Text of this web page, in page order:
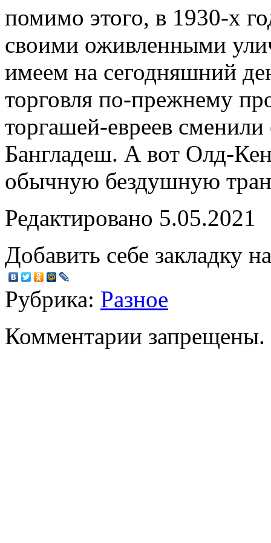
помимо этого, в 1930-х
своими оживленными
имеем на сегодняшний
торговля по-прежнему
торгашей-евреев
Бангладеш. А вот Олд-
обычную бездушную
Редактировано 5.05.2021
Добавить себе закладку
Рубрика: Разное
Комментарии запрещены.